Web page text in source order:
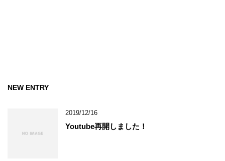
NEW ENTRY
2019/12/16
Youtube再開しました！